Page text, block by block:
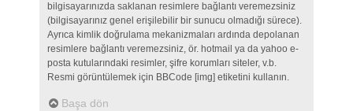
bilgisayarınızda saklanan resimlere bağlantı veremezsiniz
(bilgisayarınız genel erişilebilir bir sunucu olmadığı sürece).
Ayrıca kimlik doğrulama mekanizmaları ardında depolanan
resimlere bağlantı veremezsiniz, ör. hotmail ya da yahoo e-
posta kutularındaki resimler, şifre korumları siteler, v.b.
Resmi görüntülemek için BBCode [img] etiketini kullanın.
Başa dön